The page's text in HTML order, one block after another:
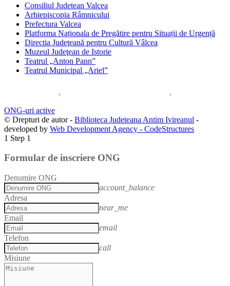
Consiliul Judetean Valcea
Arhiepiscopia Râmnicului
Prefectura Valcea
Platforma Naționala de Pregătire pentru Situații de Urgență
Directia Judeţeană pentru Cultură Vâlcea
Muzeul Judeţean de Istorie
Teatrul „Anton Pann”
Teatrul Municipal „Ariel”
ONG-uri active
© Drepturi de autor - Biblioteca Judeteana Antim Ivireanul -
developed by Web Development Agency - CodeStructures
1 Step 1
Formular de inscriere ONG
Denumire ONG
account_balance
Adresa
near_me
Email
email
Telefon
call
Misiune